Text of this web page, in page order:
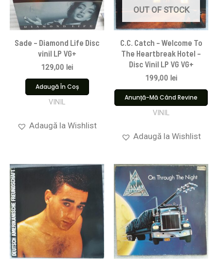
Sade – Diamond Life Disc
vinil LP VG+
129,00 lei
Adaugă În Coș
VINIL
Adaugă la Wishlist
OUT OF STOCK
C.C. Catch – Welcome To
The Heartbreak Hotel –
Disc Vinil LP VG VG+
199,00 lei
Anunță-Mă Când Revine
VINIL
Adaugă la Wishlist